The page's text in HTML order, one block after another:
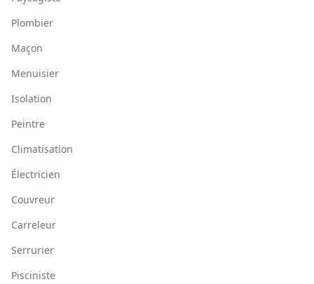
Plombier
Maçon
Menuisier
Isolation
Peintre
Climatisation
Électricien
Couvreur
Carreleur
Serrurier
Pisciniste